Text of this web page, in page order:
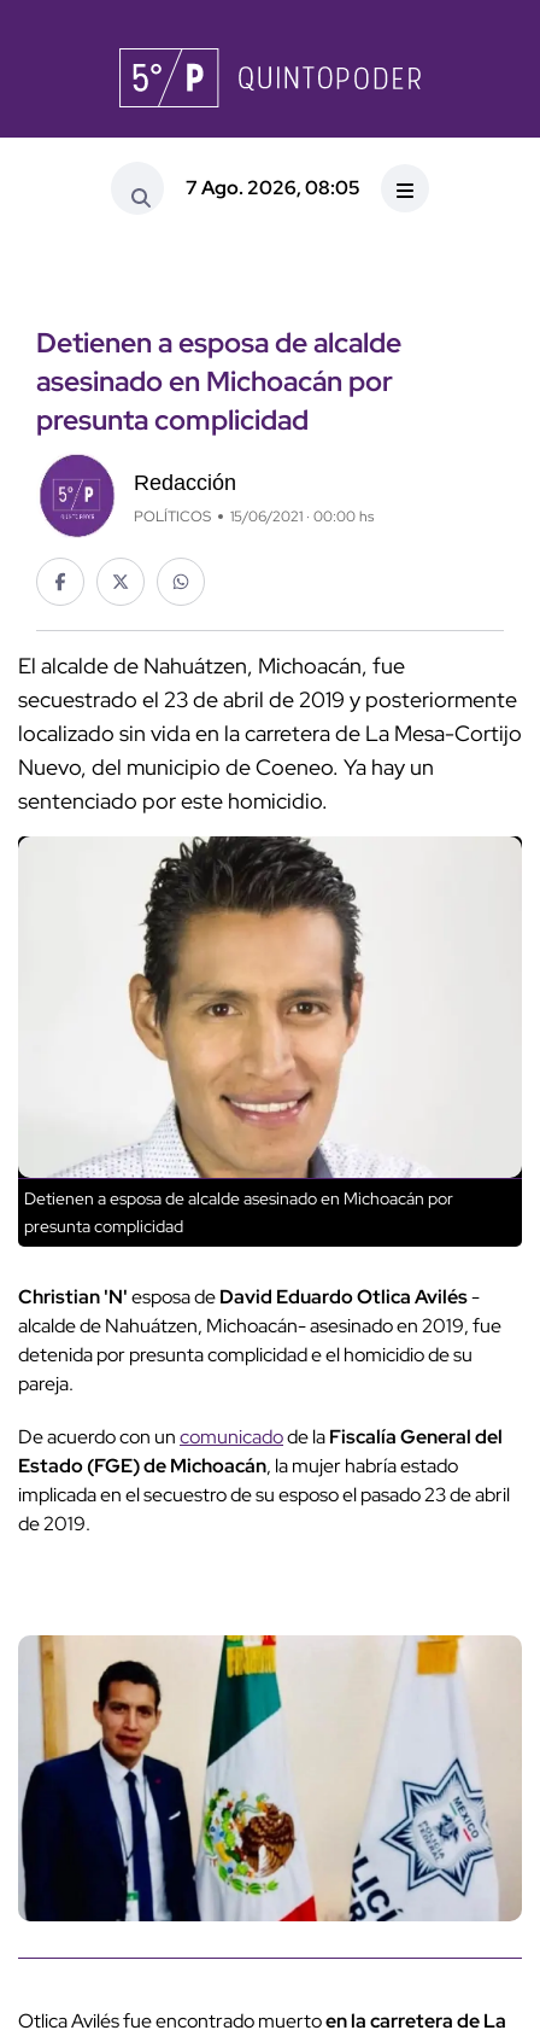
7 Ago. 2026, 08:05
Detienen a esposa de alcalde
asesinado en Michoacán por
presunta complicidad
Redacción
POLÍTICOS 15/06/2021 · 00:00 hs
El alcalde de Nahuátzen, Michoacán, fue
secuestrado el 23 de abril de 2019 y posteriormente
localizado sin vida en la carretera de La Mesa-Cortijo
Nuevo, del municipio de Coeneo. Ya hay un
sentenciado por este homicidio.
Detienen a esposa de alcalde asesinado en Michoacán por
presunta complicidad
Christian 'N'esposa deDavid Eduardo Otlica Avilés-
alcalde de Nahuátzen, Michoacán- asesinado en 2019, fue
detenida por presunta complicidad e el homicidio de su
pareja.
De acuerdo con uncomunicadode laFiscalía General del
Estado (FGE) de Michoacán, la mujer habría estado
implicada en el secuestro de su esposo el pasado 23 de abril
de 2019.
Otlica Avilés fue encontrado muertoen la carretera de La